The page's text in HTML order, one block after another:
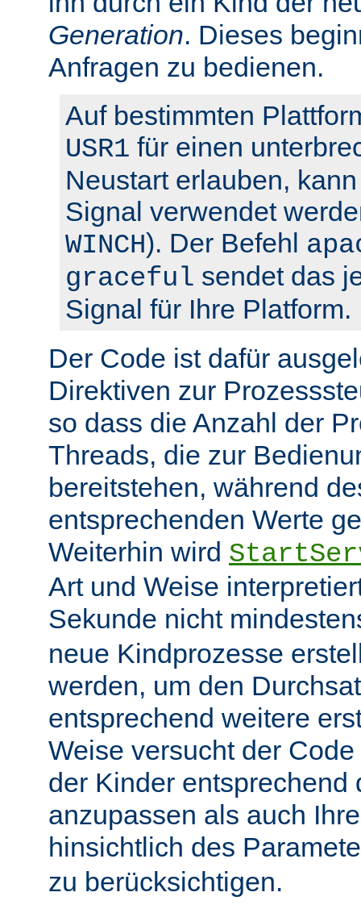
Generation. Dieses
Anfragen zu bedienen.
Auf bestimmten
USR1 für einen
Neustart erlauben,
Signal verwendet
WINCH). Der Befehl
graceful sendet das
Signal für Ihre Platform.
Der Code ist dafür
Direktiven zur
so dass die Anzahl der
Threads, die zur
bereitstehen, während
entsprechenden Werte
Weiterhin wird
Art und Weise
Sekunde nicht
neue Kindprozesse
werden, um den
entsprechend weitere
Weise versucht der
der Kinder entsprechend
anzupassen als auch
hinsichtlich des
zu berücksichtigen.